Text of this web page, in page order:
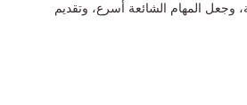
وجعل المهام الشائعة أسرع، وتقديم